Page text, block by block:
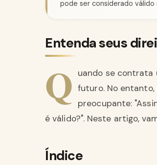
pode ser considerado
Entenda seus
Q uando se contrata
futuro. No
preocupante:
é válido?". Neste artigo,
Índice